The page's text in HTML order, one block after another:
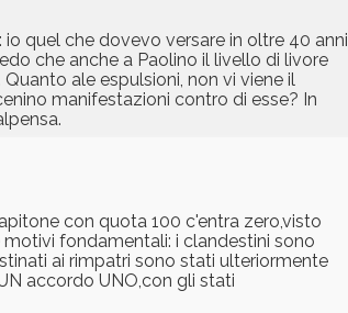
quel che dovevo versare in oltre 40 anni
che anche a Paolino il livello di livore
ale espulsioni, non vi viene il
manifestazioni contro di esse? In
con quota 100 c'entra zero,visto
fondamentali: i clandestini sono
ai rimpatri sono stati ulteriormente
accordo UNO,con gli stati